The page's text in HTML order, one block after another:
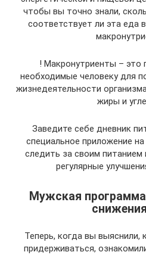
чтобы вы точно знали,
соответствует ли эта еда
! Макронутриенты –
необходимые человеку для
жизнедеятельности
жиры и
Заведите себе дневник
специальное приложение
следить за своим
регулярные
Мужская
Теперь, когда вы
придерживаться,